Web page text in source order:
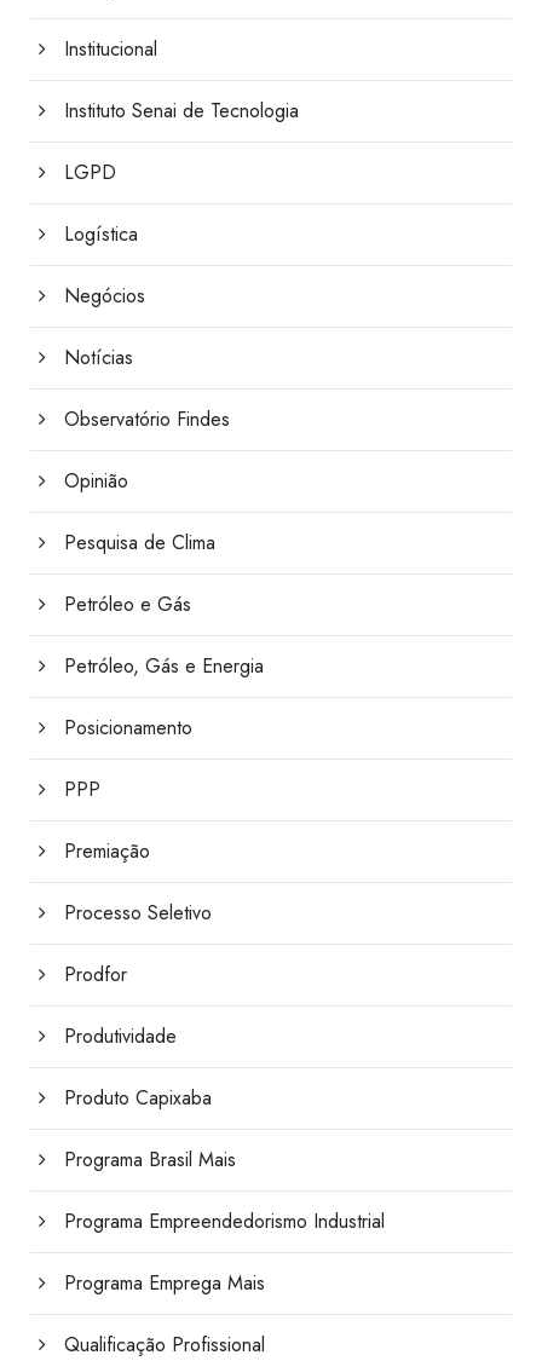
Institucional
Instituto Senai de Tecnologia
LGPD
Logística
Negócios
Notícias
Observatório Findes
Opinião
Pesquisa de Clima
Petróleo e Gás
Petróleo, Gás e Energia
Posicionamento
PPP
Premiação
Processo Seletivo
Prodfor
Produtividade
Produto Capixaba
Programa Brasil Mais
Programa Empreendedorismo Industrial
Programa Emprega Mais
Qualificação Profissional